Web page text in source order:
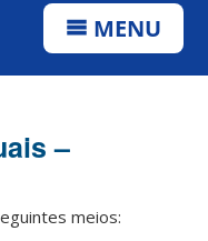
MENU
–
meios: